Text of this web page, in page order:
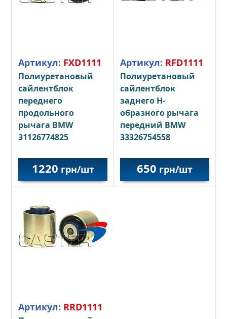
Артикул: FXD1111
Полиуретановый
сайлентблок
переднего
продольного
рычага BMW
31126774825
1220 грн/шт
Артикул: RFD1111
Полиуретановый
сайлентблок
заднего Н-
образного рычага
передний BMW
33326754558
650 грн/шт
Артикул: RRD1111